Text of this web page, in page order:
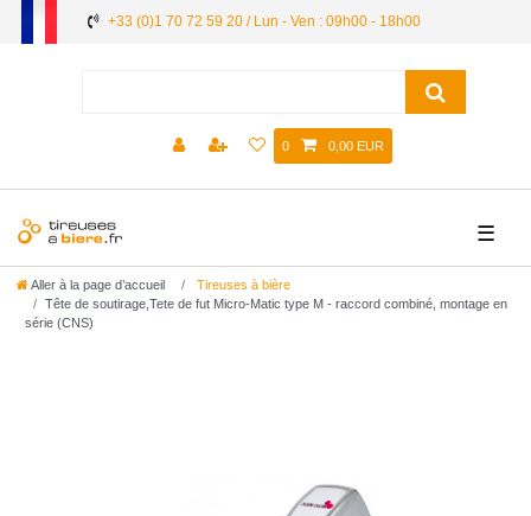
+33 (0)1 70 72 59 20 / Lun - Ven : 09h00 - 18h00
0 0,00 EUR
☰
Aller à la page d’accueil
Tireuses à bière
Tête de soutirage,Tete de fut Micro-Matic type M - raccord combiné, montage en
série (CNS)